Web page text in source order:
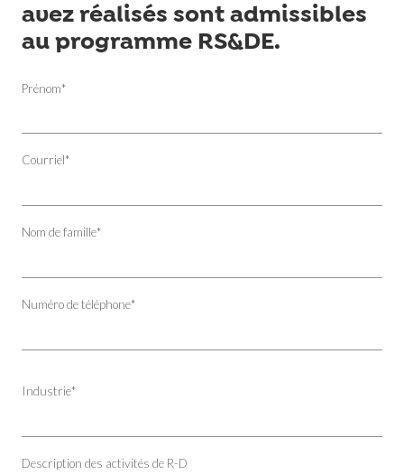
avez réalisés sont admissibles
au programme RS&DE.
Prénom*
Courriel*
Nom de famille*
Numéro de téléphone*
Industrie*
Description des activités de R-D